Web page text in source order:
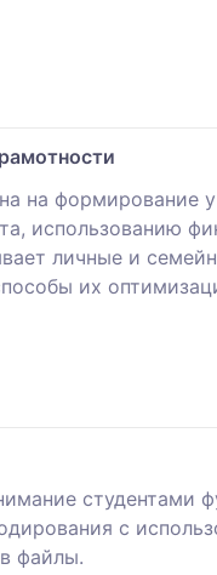
на формирование
использованию
личные и
их
студентами
с
файлы.